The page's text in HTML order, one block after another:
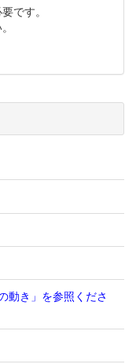
です。
動き」を参照くださ